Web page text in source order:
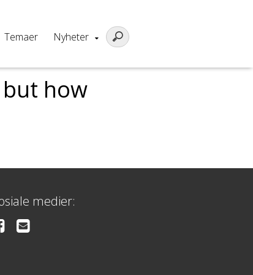
Temaer Nyheter
how
medier: